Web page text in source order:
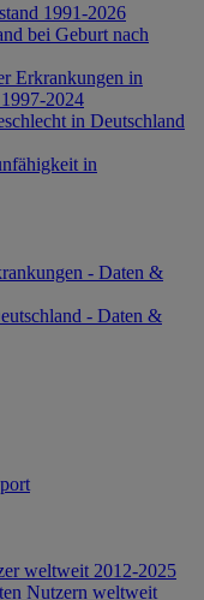
1991-2026
bei Geburt nach
Erkrankungen in
2024
in Deutschland
in
- Daten &
- Daten &
weltweit 2012-2025
Nutzern weltweit